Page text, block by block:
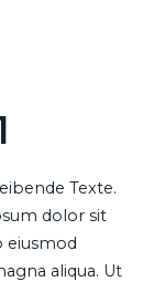
Texte.
dolor sit
eiusmod
aliqua. Ut